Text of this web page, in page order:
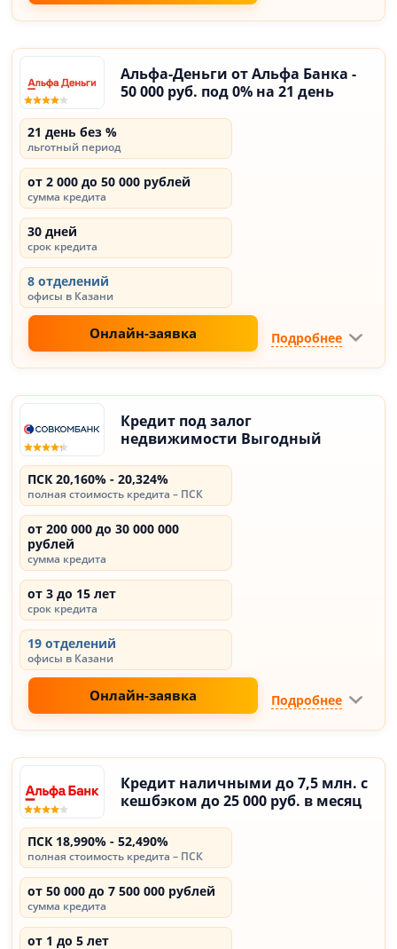
Альфа-Деньги от Альфа Банка -
50 000 руб. под 0% на 21 день
21 день без %
льготный период
от 2 000 до 50 000 рублей
сумма кредита
30 дней
срок кредита
8 отделений
офисы в Казани
Онлайн-заявка Подробнее
Кредит под залог
недвижимости Выгодный
ПСК 20,160% - 20,324%
полная стоимость кредита – ПСК
от 200 000 до 30 000 000
рублей
сумма кредита
от 3 до 15 лет
срок кредита
19 отделений
офисы в Казани
Онлайн-заявка Подробнее
Кредит наличными до 7,5 млн. с
кешбэком до 25 000 руб. в месяц
ПСК 18,990% - 52,490%
полная стоимость кредита – ПСК
от 50 000 до 7 500 000 рублей
сумма кредита
от 1 до 5 лет